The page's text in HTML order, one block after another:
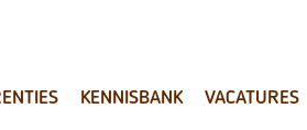
KENNISBANK VACATURES